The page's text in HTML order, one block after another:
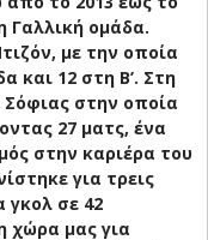
Γαλλική ομάδα.
με την οποία
και 12 στη Β’. Στη
στην οποία
27 ματς, ένα
στην καριέρα του
για τρεις
γκολ σε 42
χώρα μας για